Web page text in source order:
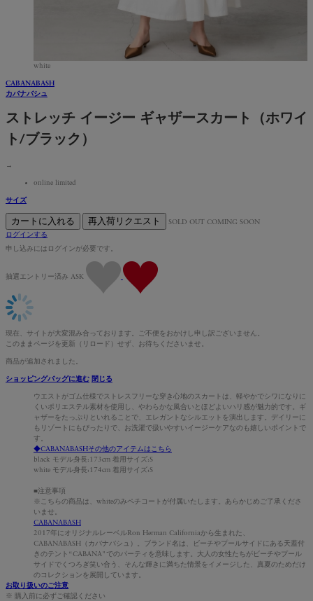
white
CABANABASH
カバナバシュ
ストレッチ イージー ギャザースカート（ホワイ
ト/ブラック）
→
online limited
サイズ
カートに入れる 再入荷リクエスト SOLD OUT COMING SOON
ログインする
申し込みにはログインが必要です。
抽選エントリー済み ASK
現在、サイトが大変混み合っております。ご不便をおかけし申し訳ございません。
このままページを更新（リロード）せず、お待ちくださいませ。
商品が追加されました。
ショッピングバッグに進む 閉じる
ウエストがゴム仕様でストレスフリーな穿き心地のスカートは、軽やかでシワになりに
くいポリエステル素材を使用し、やわらかな風合いとほどよいハリ感が魅力的です。ギ
ャザーをたっぷりといれることで、エレガントなシルエットを演出します。デイリーに
もリゾートにもぴったりで、お洗濯で扱いやすいイージーケアなのも嬉しいポイントで
す。
◆CABANABASHその他のアイテムはこちら
black モデル身長:173cm 着用サイズ:S
white モデル身長:174cm 着用サイズ:S
■注意事項
※こちらの商品は、whiteのみペチコートが付属いたします。あらかじめご了承くださ
いませ。
CABANABASH
2017年にオリジナルレーベルRon Herman Californiaから生まれた、
CABANABASH（カバナバシュ）。ブランド名は、ビーチやプールサイドにある天蓋付
きのテント“CABANA"でのパーティを意味します。大人の女性たちがビーチやプール
サイドでくつろぎ笑い合う、そんな輝きに満ちた情景をイメージした、真夏のためだけ
のコレクションを展開しています。
お取り扱いのご注意
※ 購入前に必ずご確認ください